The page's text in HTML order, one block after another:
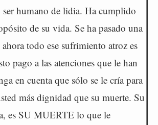
ser humano de lidia. Ha cumplido
de su vida. Se ha pasado una
todo ese sufrimiento atroz es
pago a las atenciones que le han
en cuenta que sólo se le cría para
más dignidad que su muerte. Su
es SU MUERTE lo que le